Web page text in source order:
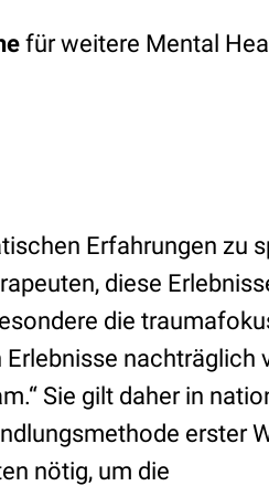
für weitere Mental
Erfahrungen zu
diese
die
nachträglich
Sie gilt daher in
erster
nötig, um die